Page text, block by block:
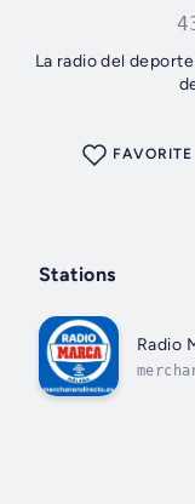
La radio del
FAVORITE
Stations
Radio